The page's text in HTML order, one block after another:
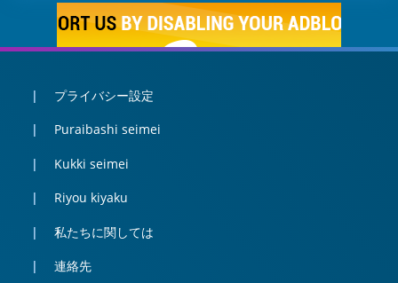
プライバシー設定
Puraibashi seimei
Kukki seimei
Riyou kiyaku
私たちに関しては
連絡先